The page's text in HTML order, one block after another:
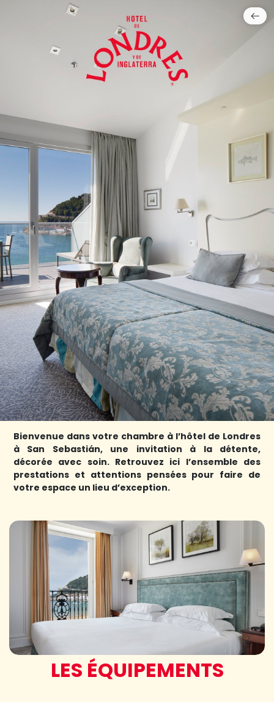
Bienvenue dans votre chambre à l’hôtel de Londres
à San Sebastián, une invitation à la détente,
décorée avec soin. Retrouvez ici l’ensemble des
prestations et attentions pensées pour faire de
votre espace un lieu d’exception.
LES ÉQUIPEMENTS